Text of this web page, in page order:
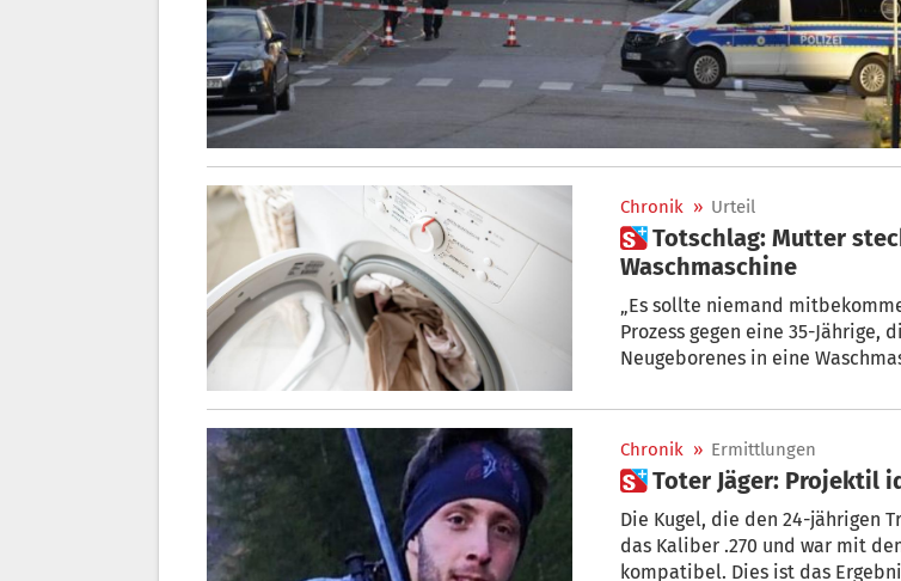
Chronik » Urteil
 Totschlag: Mutter steckte Baby mit schmutziger Kleidung in
Waschmaschine
„Es sollte niemand
Prozess gegen eine 35-Jährige,
Neugeborenes in eine
Chronik » Ermittlungen
 Toter Jäger:
Die Kugel, die den 24-jährigen
das Kaliber .270 und war mit
kompatibel. Dies ist das